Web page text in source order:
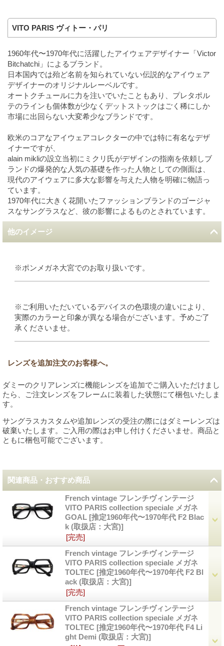
VITO PARIS ヴィトー・パリ
1960年代〜1970年代に活躍したアイウェアデザイナー「Victor
Bitchatchi」によるブランド。
日本国内では殆ど名前を知られていない伝説的なアイウェア
デザイナーのオリジナルレーベルです。
オートクチュールに力を注いでいたこともあり、プレタポル
テのラインも個体数が少なくデットストックはごく稀にしか
市場に出回らない大変希少なブランドです。
欧米のコアなアイウェアコレクターの中では特に有名なデザ
イナーですが、
alain mikliの設立当初にミクリ氏がデザインの指南を依頼しブ
ランドの爆発的な人気の基礎を作った人物としての側面は、
現代のアイウェアに多大な影響を与えた人物を明確に物語っ
ています。
1970年代に大きく花開いたファッションブランドのゴージャ
スなサングラスなど、彼の影響によるものとされています。
他のイメージ
※ポンメガネ大宮でのお取り扱いです。
※ご利用いただいているデバイスの色環境の違いにより、
実際のカラーと印象が異なる場合がございます。予めご了
承くださいませ。
レンズを追加注文のお客様へ。
ダミーのクリアレンズに機能レンズを追加でご購入いただけまし
たら、ご注文レンズをフレームに装着した状態にて梱包いたしま
す。
サングラスカスタムや追加レンズの受注の際にはダミーレンズは
破棄いたします。ご入用の際はお申し付けくださいませ。商品と
ともに梱包可能でございます。
関連商品・おすすめ商品
French vintage フレンチヴィンテージ
VITO PARIS collection speciale メガネ
GOAL [推定1960年代〜1970年代 F2 Blac
k (取扱店：大宮)]
[完売]
French vintage フレンチヴィンテージ
VITO PARIS collection speciale メガネ
TOLTEC [推定1960年代〜1970年代 F2 Bl
ack (取扱店：大宮)]
[完売]
French vintage フレンチヴィンテージ
VITO PARIS collection speciale メガネ
TOLTEC [推定1960年代〜1970年代 F4 Li
ght Demi (取扱店：大宮)]